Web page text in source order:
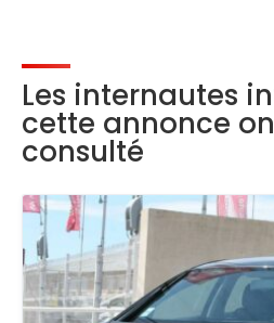
Les internautes
cette annonce
consulté